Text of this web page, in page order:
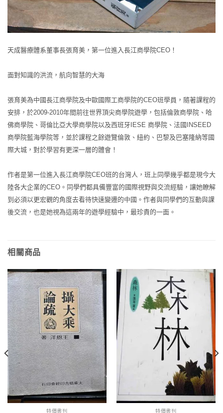
天成醫療體系董事長張育美，第一位進入長江商學院CEO！
面對知識的洪流，航向智慧的大海
張育美為中國長江商學院及中歐國際工商學院的CEO班學員，隨著課程的
安排，於2009-2010年間前往世界頂尖商學院遊學，包括倫敦商學院、哈
佛商學院、哥倫比亞大學商學院以及西班牙IESE 商學院、法國INSEED
商學院藍海學院等，並於課程之餘遊覽倫敦、紐約、巴黎及巴塞隆納等國
際大城，對於學習有更深一層的體會！
作者是第一位進入長江商學院CEO班的台灣人，班上同學幾乎都是現今大
陸各大企業的CEO。同學們都具備豐富的國際視野與交流經驗，讓她瞭解
到必須以更宏觀的角度去看待快速變遷的中國。作者與同學們的互動與課
後交流，也是她視為這兩年的遊學經驗中，最珍貴的一面。
相關商品
特價書刊 特價書刊